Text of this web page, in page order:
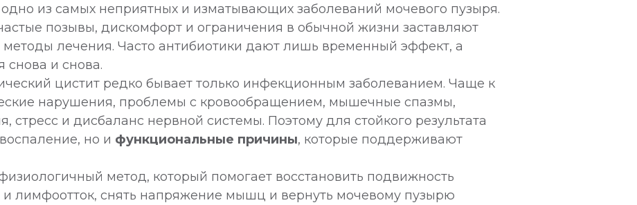
из самых неприятных и изматывающих заболеваний мочевого пузыря.
позывы, дискомфорт и ограничения в обычной жизни заставляют
лечения. Часто антибиотики дают лишь временный эффект, а
и снова.
цистит редко бывает только инфекционным заболеванием. Чаще к
нарушения, проблемы с кровообращением, мышечные спазмы,
стресс и дисбаланс нервной системы. Поэтому для стойкого результата
но и функциональные причины, которые поддерживают
метод, который помогает восстановить подвижность
и лимфоотток, снять напряжение мышц и вернуть мочевому пузырю